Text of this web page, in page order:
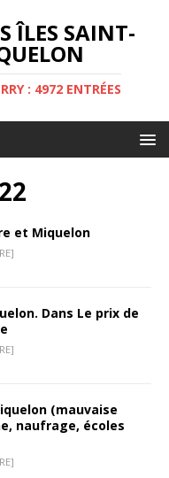
ÎLES SAINT-
: 4972 ENTRÉES
et Miquelon
Dans Le prix de
(mauvaise
naufrage, écoles